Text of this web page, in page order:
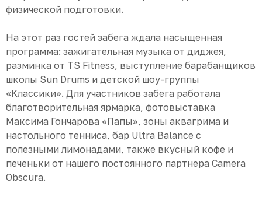
физической подготовки.
На этот раз гостей забега ждала насыщенная
программа: зажигательная музыка от диджея,
разминка от TS Fitness, выступление барабанщиков
школы Sun Drums и детской шоу-группы
«Классики». Для участников забега работала
благотворительная ярмарка, фотовыставка
Максима Гончарова «Папы», зоны аквагрима и
настольного тенниса, бар Ultra Balance с
полезными лимонадами, также вкусный кофе и
печеньки от нашего постоянного партнера Camera
Obscura.